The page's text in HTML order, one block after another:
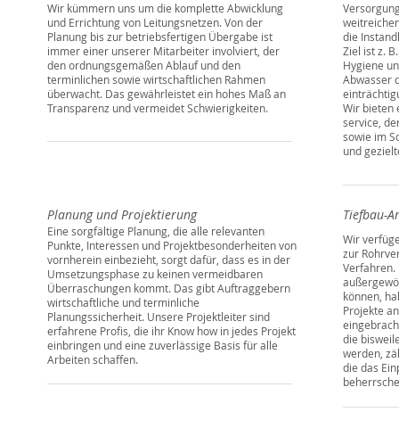
Wir kümmern uns um die komplette Abwicklung
und Errichtung von Leitungsnetzen. Von der
Planung bis zur betriebsfertigen Übergabe ist
immer einer unserer Mitarbeiter involviert, der
den ordnungsgemäßen Ablauf und den
terminlichen sowie wirtschaftlichen Rahmen
überwacht. Das gewährleistet ein hohes Maß an
Transparenz und vermeidet Schwierigkeiten.
die
Ziel ist z.
Hygiene
Abwasser
Wir bieten
service,
sowie im
und
Planung und Projektierung Tiefbau-
Eine sorgfältige Planung, die alle relevanten
Punkte, Interessen und Projektbesonderheiten von
vornherein einbezieht, sorgt dafür, dass es in der
Umsetzungsphase zu keinen vermeidbaren
Überraschungen kommt. Das gibt Auftraggebern
wirtschaftliche und terminliche
Planungssicherheit. Unsere Projektleiter sind
erfahrene Profis, die ihr Know how in jedes Projekt
einbringen und eine zuverlässige Basis für alle
Arbeiten schaffen.
Wir
zur
Verfahren.
können,
Projekte
die
werden,
die das